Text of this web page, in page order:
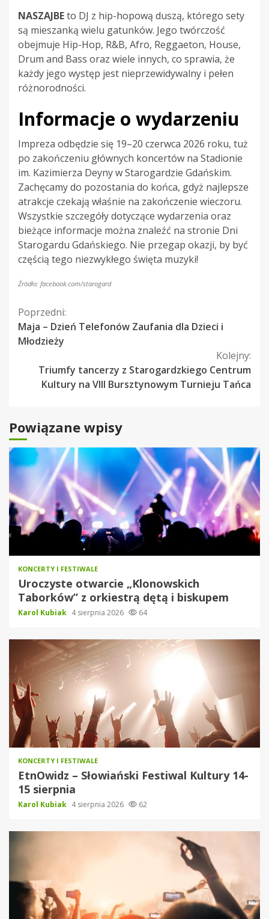
NASZAJBEto DJ z hip-hopową duszą, którego sety
są mieszanką wielu gatunków. Jego twórczość
obejmuje Hip-Hop, R&B, Afro, Reggaeton, House,
Drum and Bass oraz wiele innych, co sprawia, że
każdy jego występ jest nieprzewidywalny i pełen
różnorodności.
Informacje o wydarzeniu
Impreza odbędzie się 19–20 czerwca 2026 roku, tuż
po zakończeniu głównych koncertów na Stadionie
im. Kazimierza Deyny w Starogardzie Gdańskim.
Zachęcamy do pozostania do końca, gdyż najlepsze
atrakcje czekają właśnie na zakończenie wieczoru.
Wszystkie szczegóły dotyczące wydarzenia oraz
bieżące informacje można znaleźć na stronie Dni
Starogardu Gdańskiego. Nie przegap okazji, by być
częścią tego niezwykłego święta muzyki!
Źródło: facebook.com/starogard
Kontynuuj
czytanie
Poprzedni:
Maja – Dzień Telefonów Zaufania dla Dzieci i
Młodzieży
Kolejny:
Triumfy tancerzy z Starogardzkiego Centrum
Kultury na VIII Bursztynowym Turnieju Tańca
Powiązane wpisy
KONCERTY I FESTIWALE
Uroczyste otwarcie „Klonowskich
Taborków” z orkiestrą dętą i biskupem
Karol Kubiak 4 sierpnia 2026 64
KONCERTY I FESTIWALE
EtnOwidz – Słowiański Festiwal Kultury 14-
15 sierpnia
Karol Kubiak 4 sierpnia 2026 62